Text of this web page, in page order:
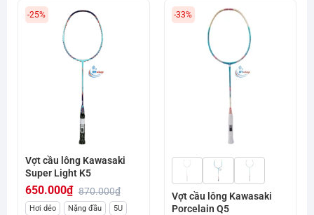
-25%
Vợt cầu lông Kawasaki
Super Light K5
870.000₫
Giá
650.000₫
Giá
Hơi dẻo Nặng đầu 5U
-33%
Vợt cầu lông Kawasaki
Porcelain Q5